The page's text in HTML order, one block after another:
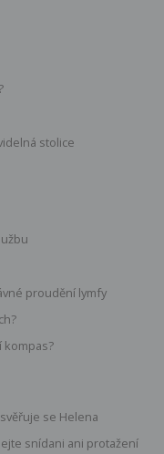
stolice
proudění lymfy
kompas?
se Helena
snídani ani protažení